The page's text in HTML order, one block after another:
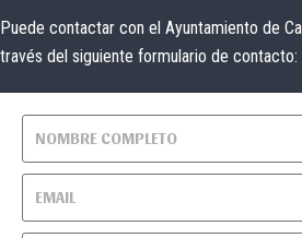
Puede contactar con el Ayuntamiento de
través del siguiente formulario de contacto: